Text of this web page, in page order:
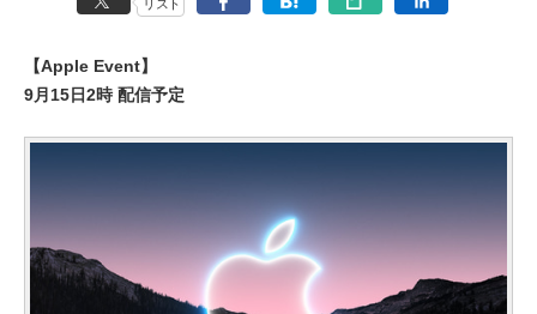
リスト
【Apple Event】
9月15日2時 配信予定